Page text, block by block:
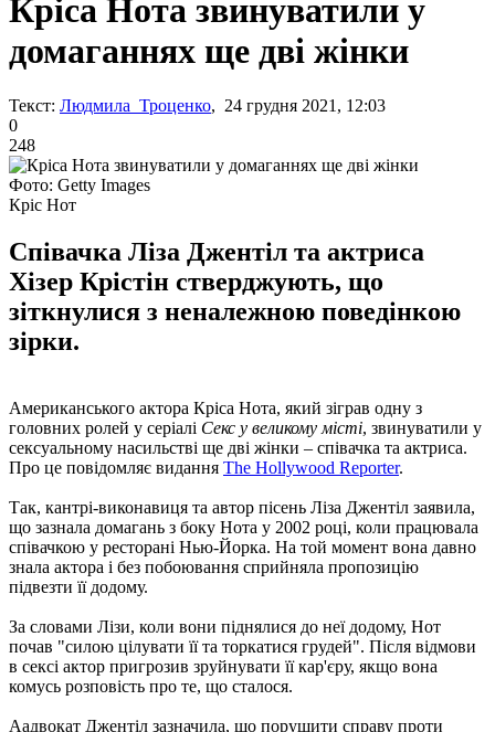
Кріса Нота звинуватили у
домаганнях ще дві жінки
Текст: Людмила Троценко, 24 грудня 2021, 12:03
0
248
Фото: Getty Images
Кріс Нот
Співачка Ліза Джентіл та актриса
Хізер Крістін стверджують, що
зіткнулися з неналежною поведінкою
зірки.
Американського актора Кріса Нота, який зіграв одну з
головних ролей у серіалі Секс у великому місті, звинуватили у
сексуальному насильстві ще дві жінки – співачка та актриса.
Про це повідомляє видання The Hollywood Reporter.
Так, кантрі-виконавиця та автор пісень Ліза Джентіл заявила,
що зазнала домагань з боку Нота у 2002 році, коли працювала
співачкою у ресторані Нью-Йорка. На той момент вона давно
знала актора і без побоювання сприйняла пропозицію
підвезти її додому.
За словами Лізи, коли вони піднялися до неї додому, Нот
почав "силою цілувати її та торкатися грудей". Після відмови
в сексі актор пригрозив зруйнувати її кар'єру, якщо вона
комусь розповість про те, що сталося.
Аадвокат Джентіл зазначила, що порушити справу проти